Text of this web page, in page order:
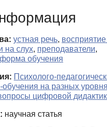
устная речь,
на слух, преподаватели,
обучения
Психолого-
на разных
цифровой
научная статья